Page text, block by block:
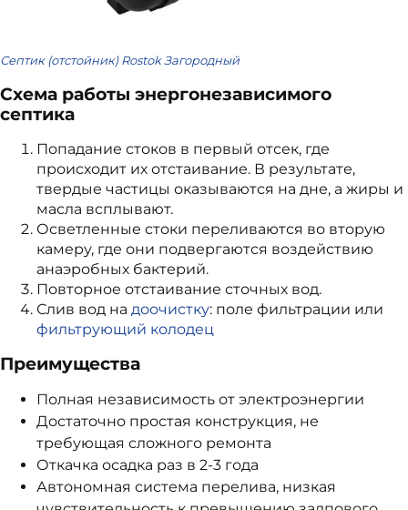
Септик (отстойник) Rostok Загородный
Схема работы энергонезависимого
септика
Попадание стоков в первый отсек, где
происходит их отстаивание. В результате,
твердые частицы оказываются на дне, а жиры и
масла всплывают.
Осветленные стоки переливаются во вторую
камеру, где они подвергаются воздействию
анаэробных бактерий.
Повторное отстаивание сточных вод.
Слив вод на доочистку: поле фильтрации или
фильтрующий колодец
Преимущества
Полная независимость от электроэнергии
Достаточно простая конструкция, не
требующая сложного ремонта
Откачка осадка раз в 2-3 года
Автономная система перелива, низкая